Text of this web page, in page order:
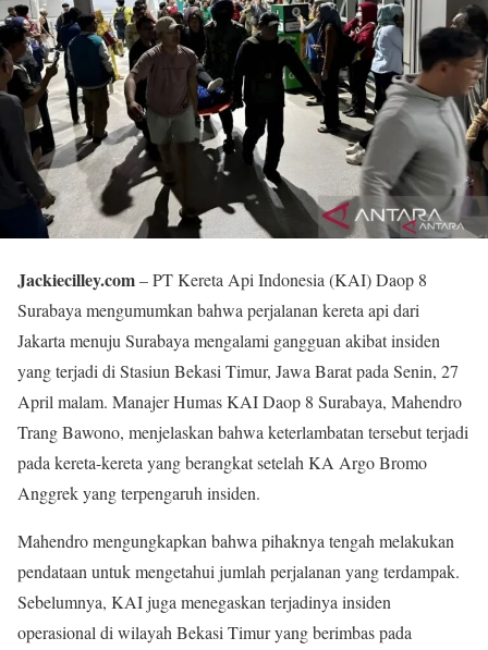
Jackiecilley.com– PT Kereta Api Indonesia (KAI) Daop 8
Surabaya mengumumkan bahwa perjalanan kereta api dari
Jakarta menuju Surabaya mengalami gangguan akibat insiden
yang terjadi di Stasiun Bekasi Timur, Jawa Barat pada Senin, 27
April malam. Manajer Humas KAI Daop 8 Surabaya, Mahendro
Trang Bawono, menjelaskan bahwa keterlambatan tersebut terjadi
pada kereta-kereta yang berangkat setelah KA Argo Bromo
Anggrek yang terpengaruh insiden.
Mahendro mengungkapkan bahwa pihaknya tengah melakukan
pendataan untuk mengetahui jumlah perjalanan yang terdampak.
Sebelumnya, KAI juga menegaskan terjadinya insiden
operasional di wilayah Bekasi Timur yang berimbas pada